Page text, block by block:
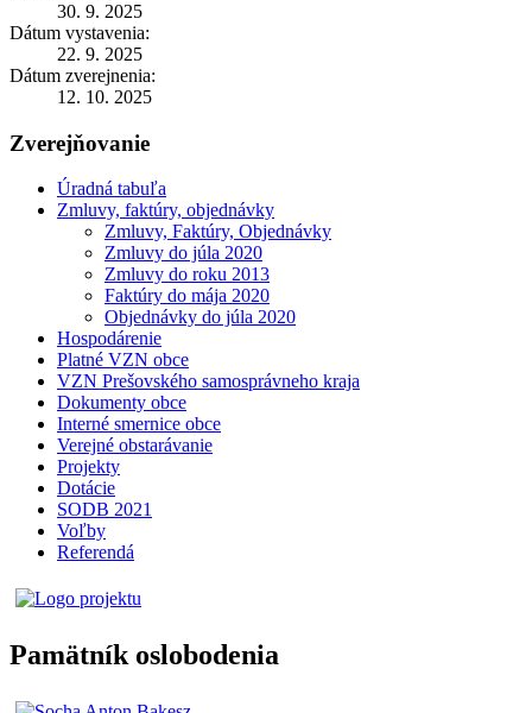
30. 9. 2025
Dátum vystavenia:
22. 9. 2025
Dátum zverejnenia:
12. 10. 2025
Zverejňovanie
Úradná tabuľa
Zmluvy, faktúry, objednávky
Zmluvy, Faktúry, Objednávky
Zmluvy do júla 2020
Zmluvy do roku 2013
Faktúry do mája 2020
Objednávky do júla 2020
Hospodárenie
Platné VZN obce
VZN Prešovského samosprávneho kraja
Dokumenty obce
Interné smernice obce
Verejné obstarávanie
Projekty
Dotácie
SODB 2021
Voľby
Referendá
Pamätník oslobodenia